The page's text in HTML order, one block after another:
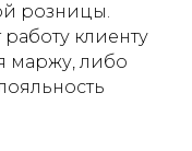
розницы.
клиенту
маржу, либо